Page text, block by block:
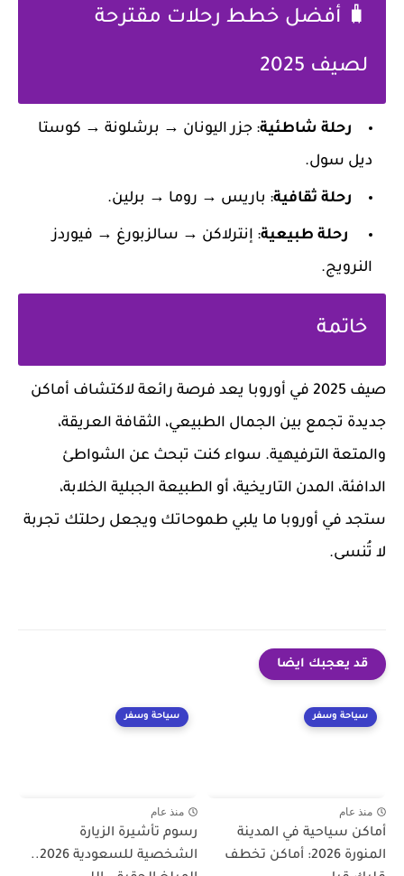
🧳 أفضل خطط رحلات مقترحة
لصيف 2025
رحلة شاطئية: جزر اليونان → برشلونة → كوستا
ديل سول.
رحلة ثقافية: باريس → روما → برلين.
رحلة طبيعية: إنترلاكن → سالزبورغ → فيوردز
النرويج.
خاتمة
صيف 2025 في أوروبا يعد فرصة رائعة لاكتشاف أماكن
جديدة تجمع بين الجمال الطبيعي، الثقافة العريقة،
والمتعة الترفيهية. سواء كنت تبحث عن الشواطئ
الدافئة، المدن التاريخية، أو الطبيعة الجبلية الخلابة،
ستجد في أوروبا ما يلبي طموحاتك ويجعل رحلتك تجربة
لا تُنسى.
قد يعجبك ايضا
سياحة وسفر
منذ عام
أماكن سياحية في المدينة
المنورة 2026: أماكن تخطف
سياحة وسفر
منذ عام
رسوم تأشيرة الزيارة
الشخصية للسعودية 2026..